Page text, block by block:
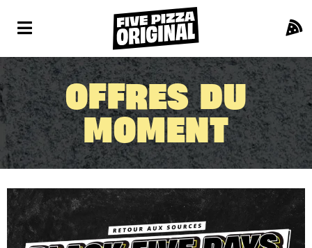
OFFRES DU
MOMENT